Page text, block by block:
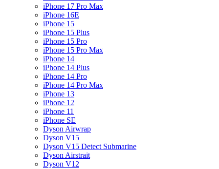
iPhone 17 Pro Max
iPhone 16E
iPhone 15
iPhone 15 Plus
iPhone 15 Pro
iPhone 15 Pro Max
iPhone 14
iPhone 14 Plus
iPhone 14 Pro
iPhone 14 Pro Max
iPhone 13
iPhone 12
iPhone 11
iPhone SE
Dyson Airwrap
Dyson V15
Dyson V15 Detect Submarine
Dyson Airstrait
Dyson V12